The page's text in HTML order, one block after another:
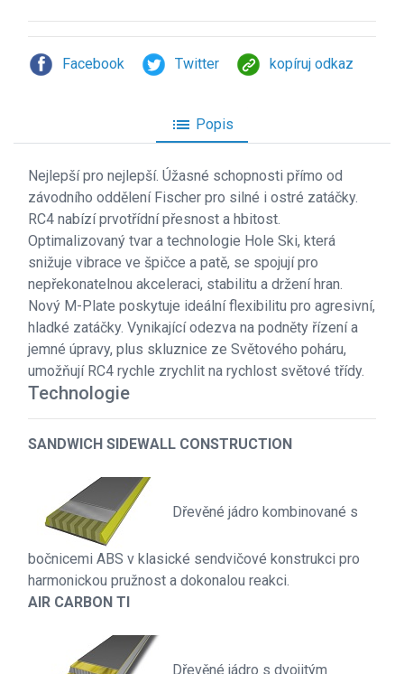
Facebook Twitter kopíruj odkaz
list Popis
Nejlepší pro nejlepší. Úžasné schopnosti přímo od
závodního oddělení Fischer pro silné i ostré zatáčky.
RC4 nabízí prvotřídní přesnost a hbitost.
Optimalizovaný tvar a technologie Hole Ski, která
snižuje vibrace ve špičce a patě, se spojují pro
nepřekonatelnou akceleraci, stabilitu a držení hran.
Nový M-Plate poskytuje ideální flexibilitu pro agresivní,
hladké zatáčky. Vynikající odezva na podněty řízení a
jemné úpravy, plus skluznice ze Světového poháru,
umožňují RC4 rychle zrychlit na rychlost světové třídy.
Technologie
SANDWICH SIDEWALL CONSTRUCTION
Dřevěné jádro kombinované s
bočnicemi ABS v klasické sendvičové konstrukci pro
harmonickou pružnost a dokonalou reakci.
AIR CARBON TI
Dřevěné jádro s dvojitým